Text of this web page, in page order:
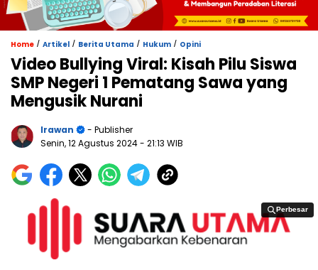
Home / Artikel / Berita Utama / Hukum / Opini
Video Bullying Viral: Kisah Pilu Siswa
SMP Negeri 1 Pematang Sawa yang
Mengusik Nurani
Irawan
- Publisher
Senin, 12 Agustus 2024- 21:13 WIB
Perbesar
Perbesar